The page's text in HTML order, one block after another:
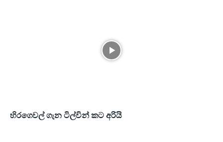
හිරගෙවල් ගැන ටිල්වින් කට අරියි